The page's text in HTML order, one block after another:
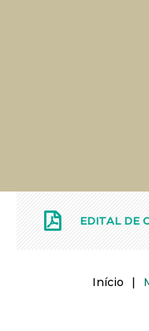
EDITAL DE
Início |